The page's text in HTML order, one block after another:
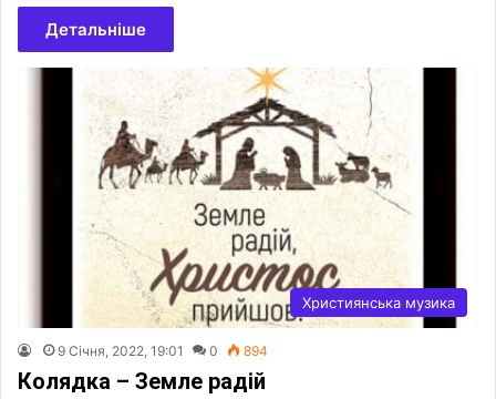
Детальніше
Християнська музика
9 Січня, 2022, 19:01 0 894
Колядка – Земле радій